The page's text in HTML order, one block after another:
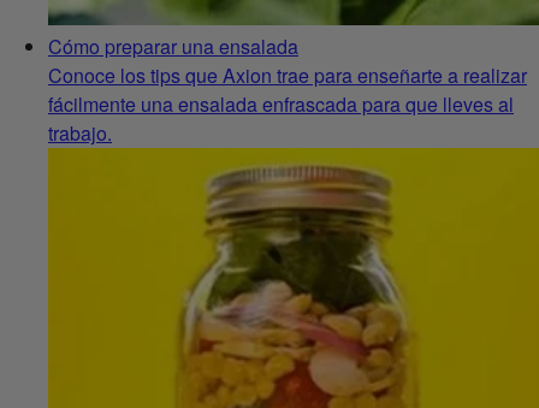
Cómo preparar una ensalada
Conoce los tips que Axion trae para enseñarte a realizar
fácilmente una ensalada enfrascada para que lleves al
trabajo.